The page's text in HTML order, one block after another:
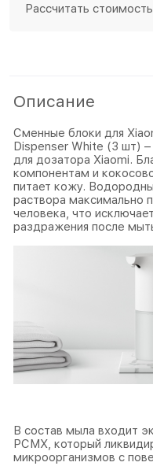
Рассчитать
Описание
Сменные блоки для
Dispenser White (3 шт)
для дозатора Xiaomi.
компонентам и
питает кожу.
раствора максимально
человека, что
раздражения после
В состав мыла входит
РСМХ, который
микроорганизмов с